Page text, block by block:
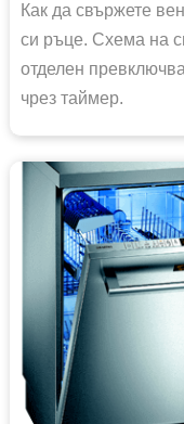
Как да свържете
си ръце. Схема на
отделен
чрез таймер.